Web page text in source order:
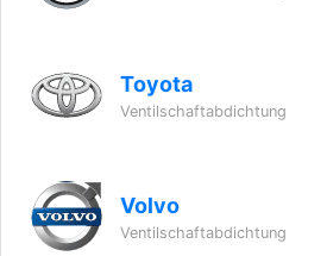
Toyota
Ventilschaftabdichtung
Volvo
Ventilschaftabdichtung